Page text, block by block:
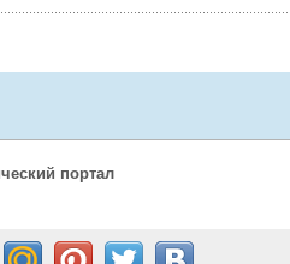
портал